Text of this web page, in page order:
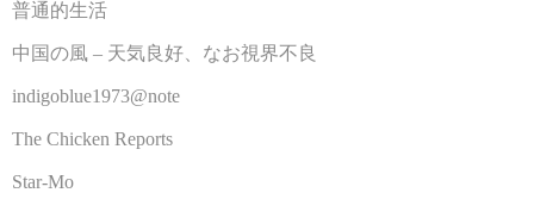
普通的生活
中国の風 – 天気良好、なお視界不良
indigoblue1973@note
The Chicken Reports
Star-Mo